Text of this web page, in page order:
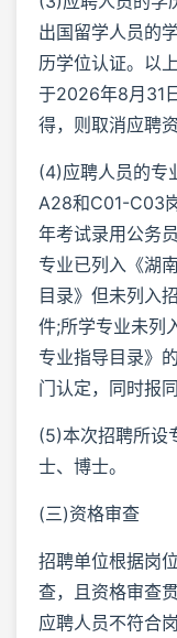
出国留学人员的
历学位认证。以
于2026年8月31
得，则取消应聘资
(4)应聘人员的专
A28和C01-C03
年考试录用公务
专业已列入《湖
目录》但未列入
件;所学专业未列
专业指导目录》
门认定，同时报
(5)本次招聘所设
士、博士。
(三)资格审查
招聘单位根据岗
查，且资格审查
应聘人员不符合